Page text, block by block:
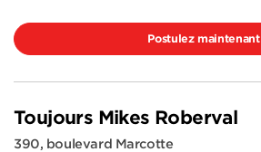
Postulez maintenant
Toujours Mikes Roberval
390, boulevard Marcotte